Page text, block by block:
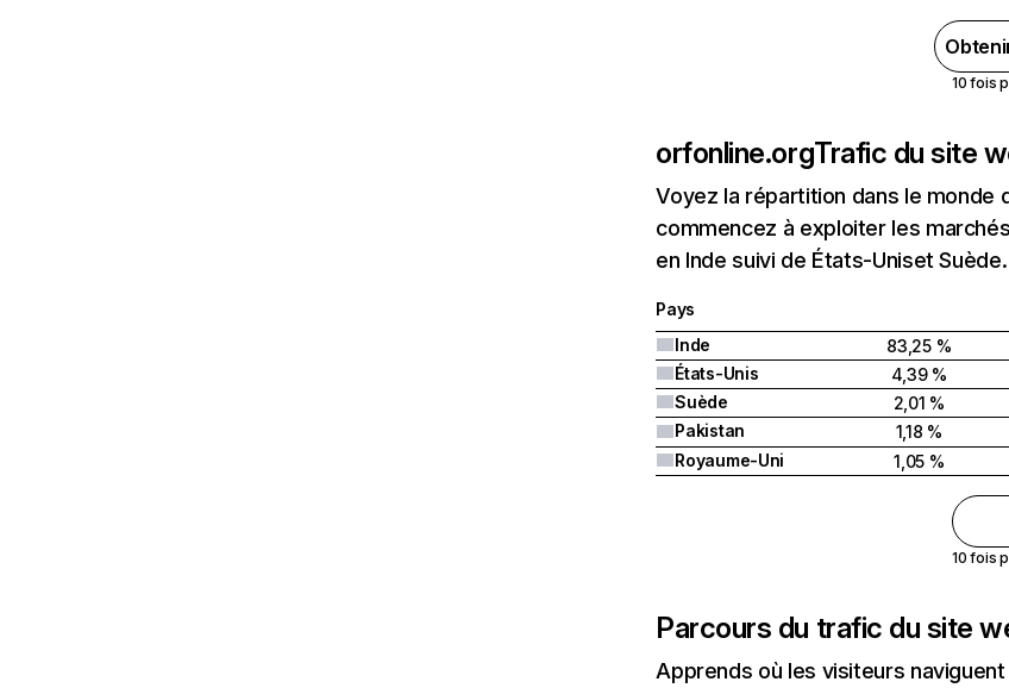
10 fois
orfonline.orgTrafic du site
Voyez la répartition dans le
commencez à exploiter les
en Inde suivi de États-Uniset Suède.
Pays
Inde
83,25 %
États-Unis
4,39 %
Suède
2,01 %
Pakistan
1,18 %
Royaume-Uni
1,05 %
10 fois
Parcours du trafic du site
Apprends où les visiteurs